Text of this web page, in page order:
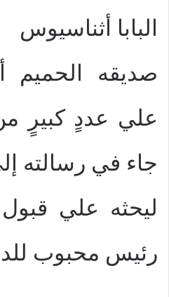
البابا أثناسيوس
صديقه الحميم
علي عددٍ كبيرٍ
جاء في رسالته
ليحثه علي
رئيس محبوب